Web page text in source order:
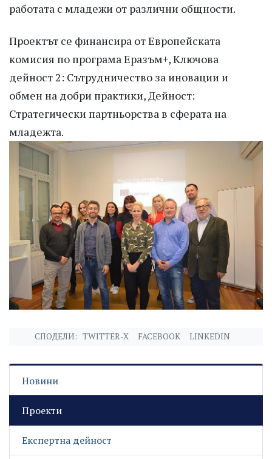
работата с младежи от различни общности.
Проектът се финансира от Европейската
комисия по програма Еразъм+, Ключова
дейност 2: Сътрудничество за иновации и
обмен на добри практики, Дейност:
Стратегически партньорства в сферата на
младежта.
СПОДЕЛИ: TWITTER-X FACEBOOK LINKEDIN
Новини
Проекти
Експертна дейност